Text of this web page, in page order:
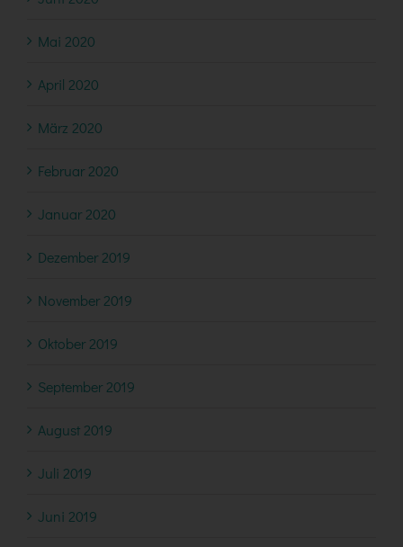
Mai 2020
April 2020
März 2020
Februar 2020
Januar 2020
Dezember 2019
November 2019
Oktober 2019
September 2019
August 2019
Juli 2019
Juni 2019